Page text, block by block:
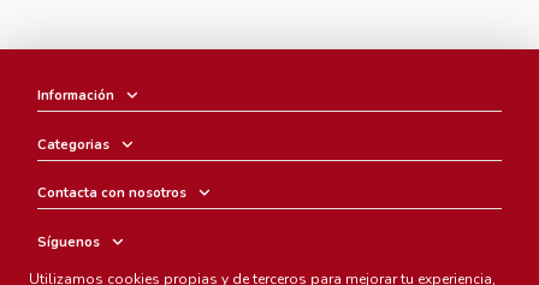
Información
Categorias
Contacta con nosotros
Síguenos
Utilizamos cookies propias y de terceros para mejorar tu experiencia,